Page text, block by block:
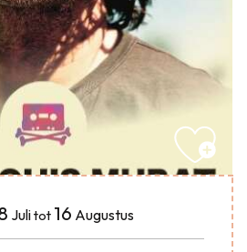
Julitot 16 Augustus